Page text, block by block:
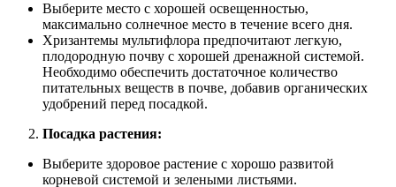
Выберите место с хорошей освещенностью,
максимально солнечное место в течение всего дня.
Хризантемы мультифлора предпочитают легкую,
плодородную почву с хорошей дренажной системой.
Необходимо обеспечить достаточное количество
питательных веществ в почве, добавив органических
удобрений перед посадкой.
Посадка растения:
Выберите здоровое растение с хорошо развитой
корневой системой и зелеными листьями.